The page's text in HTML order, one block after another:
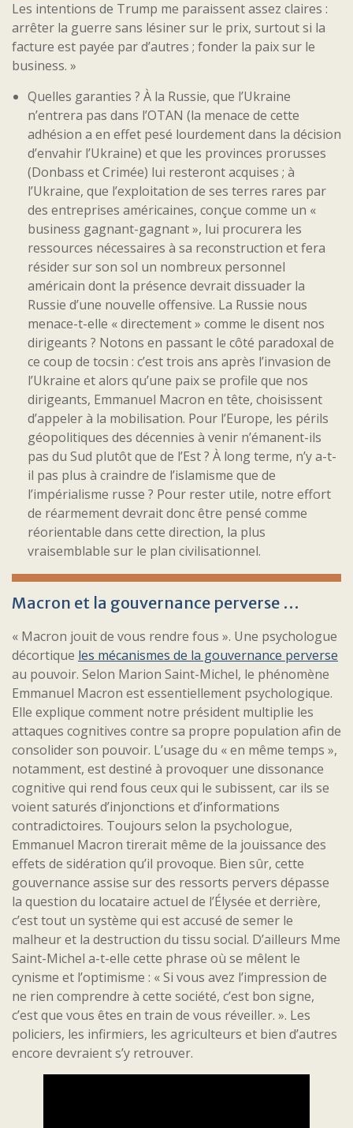
Les intentions de Trump me paraissent assez claires :
arrêter la guerre sans lésiner sur le prix, surtout si la
facture est payée par d’autres ; fonder la paix sur le
business. »
Quelles garanties ? À la Russie, que l’Ukraine
n’entrera pas dans l’OTAN (la menace de cette
adhésion a en effet pesé lourdement dans la décision
d’envahir l’Ukraine) et que les provinces prorusses
(Donbass et Crimée) lui resteront acquises ; à
l’Ukraine, que l’exploitation de ses terres rares par
des entreprises américaines, conçue comme un «
business gagnant-gagnant », lui procurera les
ressources nécessaires à sa reconstruction et fera
résider sur son sol un nombreux personnel
américain dont la présence devrait dissuader la
Russie d’une nouvelle offensive. La Russie nous
menace-t-elle « directement » comme le disent nos
dirigeants ? Notons en passant le côté paradoxal de
ce coup de tocsin : c’est trois ans après l’invasion de
l’Ukraine et alors qu’une paix se profile que nos
dirigeants, Emmanuel Macron en tête, choisissent
d’appeler à la mobilisation. Pour l’Europe, les périls
géopolitiques des décennies à venir n’émanent-ils
pas du Sud plutôt que de l’Est ? À long terme, n’y a-t-
il pas plus à craindre de l’islamisme que de
l’impérialisme russe ? Pour rester utile, notre effort
de réarmement devrait donc être pensé comme
réorientable dans cette direction, la plus
vraisemblable sur le plan civilisationnel.
Macron et la gouvernance perverse …
« Macron jouit de vous rendre fous ». Une psychologue
décortique les mécanismes de la gouvernance perverse
au pouvoir. Selon Marion Saint-Michel, le phénomène
Emmanuel Macron est essentiellement psychologique.
Elle explique comment notre président multiplie les
attaques cognitives contre sa propre population afin de
consolider son pouvoir. L’usage du « en même temps »,
notamment, est destiné à provoquer une dissonance
cognitive qui rend fous ceux qui le subissent, car ils se
voient saturés d’injonctions et d’informations
contradictoires. Toujours selon la psychologue,
Emmanuel Macron tirerait même de la jouissance des
effets de sidération qu’il provoque. Bien sûr, cette
gouvernance assise sur des ressorts pervers dépasse
la question du locataire actuel de l’Élysée et derrière,
c’est tout un système qui est accusé de semer le
malheur et la destruction du tissu social. D’ailleurs Mme
Saint-Michel a-t-elle cette phrase où se mêlent le
cynisme et l’optimisme : « Si vous avez l’impression de
ne rien comprendre à cette société, c’est bon signe,
c’est que vous êtes en train de vous réveiller. ». Les
policiers, les infirmiers, les agriculteurs et bien d’autres
encore devraient s’y retrouver.